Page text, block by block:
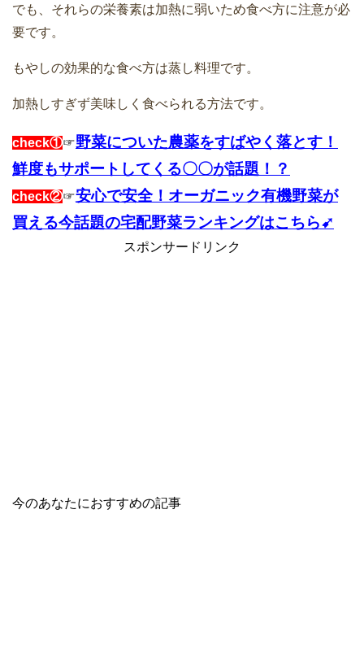
でも、それらの栄養素は加熱に弱いため食べ方に注意が必
要です。
もやしの効果的な食べ方は蒸し料理です。
加熱しすぎず美味しく食べられる方法です。
check①☞野菜についた農薬をすばやく落とす！
鮮度もサポートしてくる〇〇が話題！？
check②☞安心で安全！オーガニック有機野菜が
買える今話題の宅配野菜ランキングはこちら➹
スポンサードリンク
今のあなたにおすすめの記事